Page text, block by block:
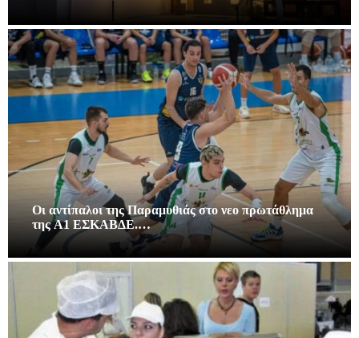
Οι αντίπαλοι της Παραμυθιάς στο νεο πρωτάθλημα
της A1 ΕΣΚΑΒΔΕ.…